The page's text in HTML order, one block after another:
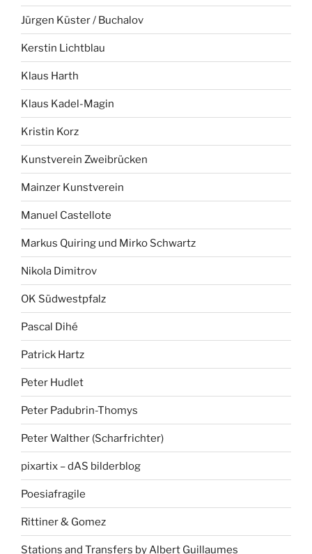
Jürgen Küster / Buchalov
Kerstin Lichtblau
Klaus Harth
Klaus Kadel-Magin
Kristin Korz
Kunstverein Zweibrücken
Mainzer Kunstverein
Manuel Castellote
Markus Quiring und Mirko Schwartz
Nikola Dimitrov
OK Südwestpfalz
Pascal Dihé
Patrick Hartz
Peter Hudlet
Peter Padubrin-Thomys
Peter Walther (Scharfrichter)
pixartix – dAS bilderblog
Poesiafragile
Rittiner & Gomez
Stations and Transfers by Albert Guillaumes